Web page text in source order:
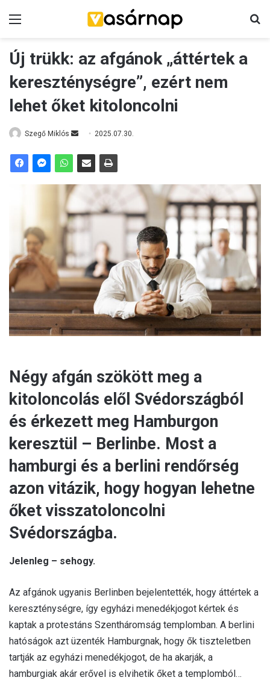
Új trükk: az afgánok „áttértek a
kereszténységre”, ezért nem
lehet őket kitoloncolni
Szegő Miklós
n
e
m
i
l
2025.07.30.
Négy afgán szökött meg a
kitoloncolás elől Svédországból
és érkezett meg Hamburgon
keresztül – Berlinbe. Most a
hamburgi és a berlini rendőrség
azon vitázik, hogy hogyan lehetne
őket visszatoloncolni
Svédországba.
Jelenleg – sehogy.
Az afgánok ugyanis Berlinben bejelentették, hogy áttértek a
kereszténységre, így egyházi menedékjogot kértek és
kaptak a protestáns Szentháromság templomban. A berlini
hatóságok azt üzenték Hamburgnak, hogy ők tiszteletben
tartják az egyházi menedékjogot, de ha akarják, a
hamburgiak akár erővel is elvihetik őket a templomból…